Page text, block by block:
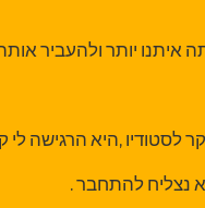
איתנו יותר ולהעביר אותה
לסטודיו ,היא הרגישה
נצליח להתחבר .